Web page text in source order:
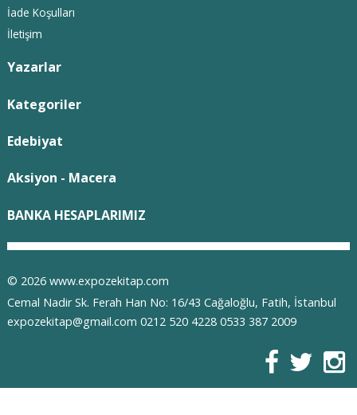
İade Koşulları
İletişim
Yazarlar
Kategoriler
Edebiyat
Aksiyon - Macera
BANKA HESAPLARIMIZ
© 2026 www.expozekitap.com
Cemal Nadir Sk. Ferah Han No: 16/43 Cağaloğlu, Fatih, İstanbul
expozekitap@gmail.com 0212 520 4228 0533 387 2009